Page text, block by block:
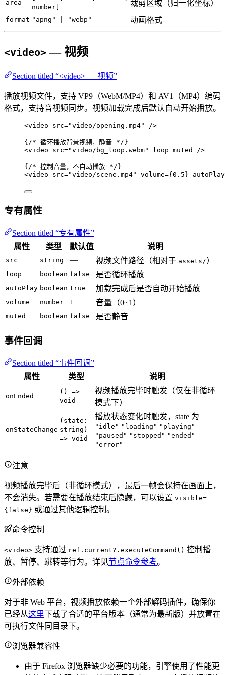
area
number]
裁剪区域（归一化坐标）
format "apng" | "webp" 动画格式
<video> — 视频
Section titled “<video> — 视频”
播放视频文件，支持 VP9（WebM/MP4）和 AV1（MP4）编码
格式，支持音视频同步。视频加载完成后默认自动开始播放。
<video src="video/opening.mp4" />
{ /* 循环播放背景视频，静音 */}
<video src="video/bg_loop.webm" loop muted />
{ /* 控制音量，不自动播放 */}
<video src="video/scene.mp4" volume={0.5} autoPlay
专有属性
Section titled “专有属性”
属性
类型 默认值 说明
src string — 视频文件路径（相对于 assets/）
loop boolean false 是否循环播放
autoPlay boolean true 加载完成后是否自动开始播放
volume number 1 音量（0~1）
muted boolean false 是否静音
事件回调
Section titled “事件回调”
属性
类型 说明
onEnded
() =>
void
视频播放完毕时触发（仅在非循环
模式下）
onStateChange
(state:
string)
=> void
播放状态变化时触发，state 为
"idle" "loading" "playing"
"paused" "stopped" "ended"
"error"
注意
视频播放完毕后（非循环模式），最后一帧会保持在画面上，
不会消失。若需要在播放结束后隐藏，可以设置 visible=
{false} 或通过其他逻辑控制。
命令控制
<video> 支持通过 ref.current?.executeCommand() 控制播
放、暂停、跳转等行为。详见节点命令参考。
外部依赖
对于非 Web 平台，视频播放依赖一个外部解码插件，确保你
已经从这里下载了合适的平台版本（通常为最新版）并放置在
可执行文件同目录下。
浏览器兼容性
由于 Firefox 浏览器缺少必要的功能，引擎使用了性能更